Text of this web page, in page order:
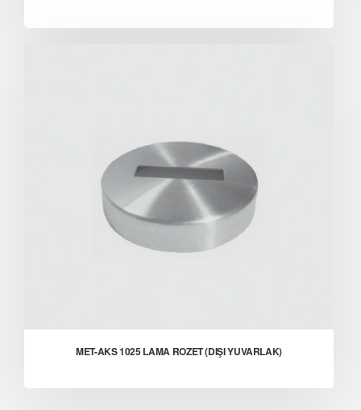
MET-AKS 1025 LAMA ROZET (DIŞI YUVARLAK)